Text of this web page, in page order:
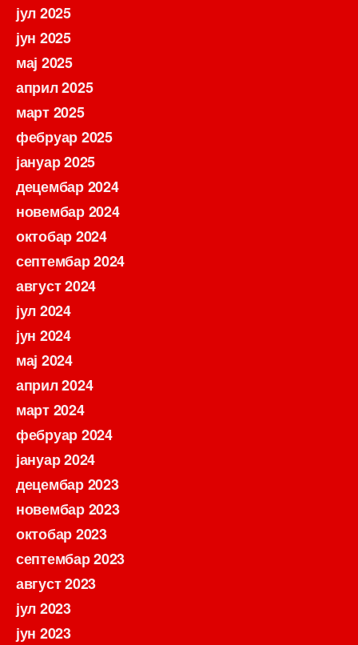
јул 2025
јун 2025
мај 2025
април 2025
март 2025
фебруар 2025
јануар 2025
децембар 2024
новембар 2024
октобар 2024
септембар 2024
август 2024
јул 2024
јун 2024
мај 2024
април 2024
март 2024
фебруар 2024
јануар 2024
децембар 2023
новембар 2023
октобар 2023
септембар 2023
август 2023
јул 2023
јун 2023